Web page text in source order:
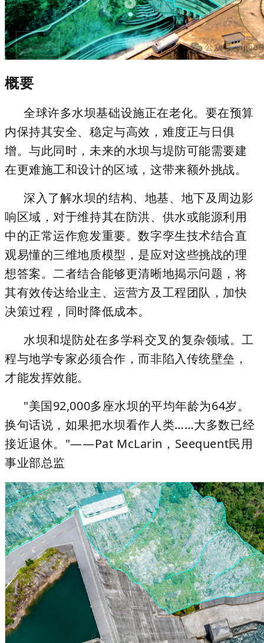
概要
全球许多水坝基础设施正在老化。要在预算
内保持其安全、稳定与高效，难度正与日俱
增。与此同时，未来的水坝与堤防可能需要建
在更难施工和设计的区域，这带来额外挑战。
深入了解水坝的结构、地基、地下及周边影
响区域，对于维持其在防洪、供水或能源利用
中的正常运作愈发重要。数字孪生技术结合直
观易懂的三维地质模型，是应对这些挑战的理
想答案。二者结合能够更清晰地揭示问题，将
其有效传达给业主、运营方及工程团队，加快
决策过程，同时降低成本。
水坝和堤防处在多学科交叉的复杂领域。工
程与地学专家必须合作，而非陷入传统壁垒，
才能发挥效能。
"美国92,000多座水坝的平均年龄为64岁。
换句话说，如果把水坝看作人类……大多数已经
接近退休。"——Pat McLarin，Seequent民用
事业部总监